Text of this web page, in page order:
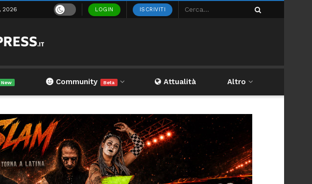
2026 LOGIN ISCRIVITI
New Community Beta Attualità Altro